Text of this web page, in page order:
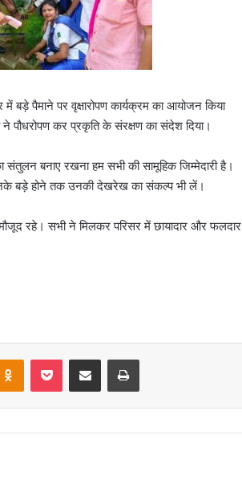
बड़े पैमाने पर वृक्षारोपण कार्यक्रम का आयोजन किया
कर प्रकृति के संरक्षण का संदेश दिया।
बनाए रखना हम सभी की सामूहिक जिम्मेदारी है।
बड़े होने तक उनकी देखरेख का संकल्प भी लें।
रहे। सभी ने मिलकर परिसर में छायादार और फलदार